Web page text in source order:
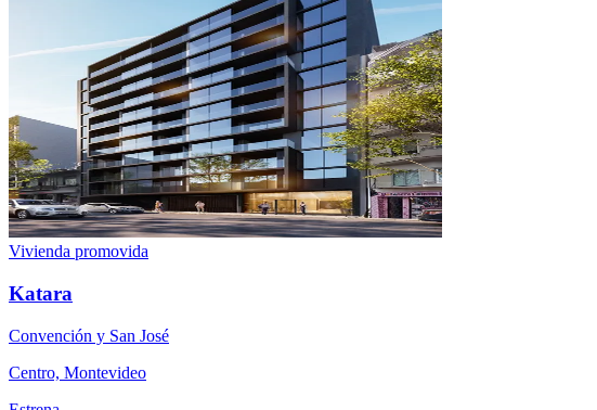
Vivienda promovida
Katara
Convención y San José
Centro, Montevideo